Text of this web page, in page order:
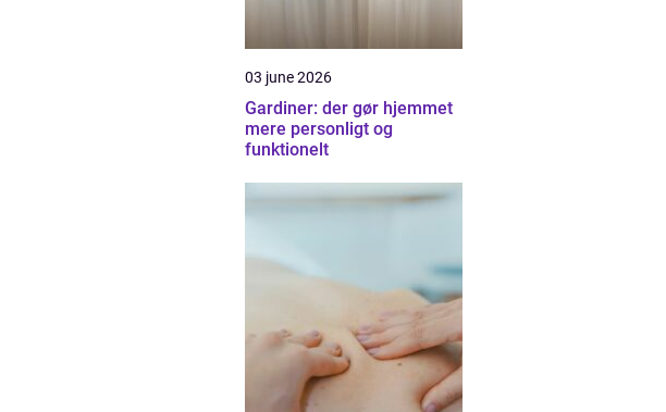
03 june 2026
Gardiner: der gør hjemmet
mere personligt og
funktionelt